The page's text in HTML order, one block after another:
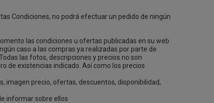
Condiciones, no podrá efectuar un pedido de ningún
las condiciones u ofertas publicadas en su web
caso a las compras ya realizadas por parte de
las fotos, descripciones y precios no son
de existencias indicado. Así como los precios
imagen precio, ofertas, descuentos, disponibilidad,
informar sobre ellos